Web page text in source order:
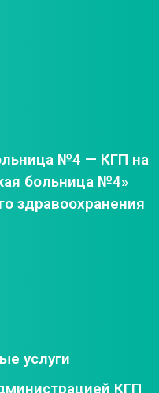
№4 — КГП на
больница №4»
здравоохранения
услуги
КГП